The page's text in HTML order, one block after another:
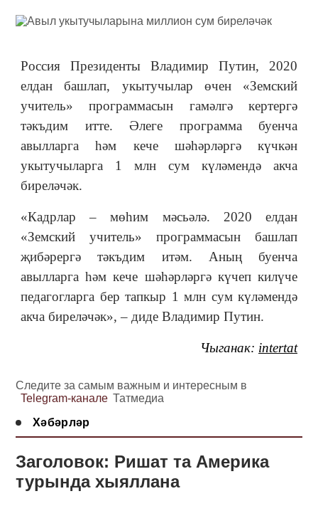
Россия Президенты Владимир Путин, 2020
елдан башлап, укытучылар өчен «Земский
учитель» программасын гамәлгә кертергә
тәкъдим итте. Әлеге программа буенча
авылларга һәм кече шәһәрләргә күчкән
укытучыларга 1 млн сум күләмендә акча
биреләчәк.
«Кадрлар ‒ мөһим мәсьәлә. 2020 елдан
«Земский учитель» программасын башлап
җибәрергә тәкъдим итәм. Аның буенча
авылларга һәм кече шәһәрләргә күчеп килүче
педагогларга бер тапкыр 1 млн сум күләмендә
акча биреләчәк», ‒ диде Владимир Путин.
Чыганак: intertat
Следите за самым важным и интересным в
Telegram-канале Татмедиа
Хәбәрләр
Заголовок: Ришат та Америка
турында хыяллана